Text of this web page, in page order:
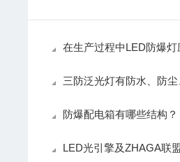
在生产过程中LED防爆灯应注意哪些技
三防泛光灯有防水、防尘、防腐的三
防爆配电箱有哪些结构？
LED光引擎及ZHAGA联盟（led防爆